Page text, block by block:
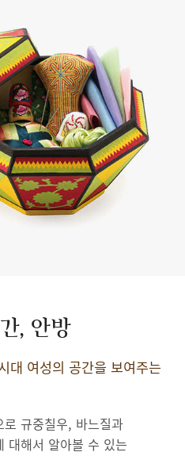
, 안방
대 여성의 공간을 보여주는
규중칠우, 바느질과
대해서 알아볼 수 있는